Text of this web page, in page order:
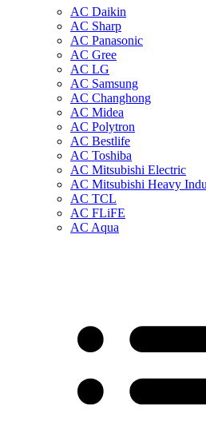
AC Daikin
AC Sharp
AC Panasonic
AC Gree
AC LG
AC Samsung
AC Changhong
AC Midea
AC Polytron
AC Bestlife
AC Toshiba
AC Mitsubishi Electric
AC Mitsubishi Heavy
AC TCL
AC FLiFE
AC Aqua